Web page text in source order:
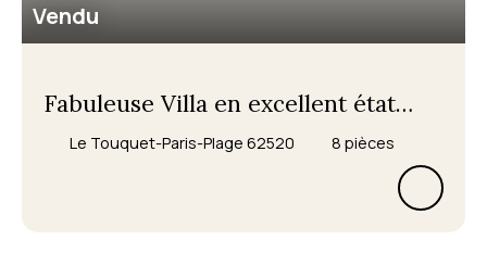
Vendu
Fabuleuse Villa en excellent état
général sur 2563m² d'un terrain
extraordinaire, écrin de verdure au
Le Touquet-Paris-Plage 62520 8 pièces